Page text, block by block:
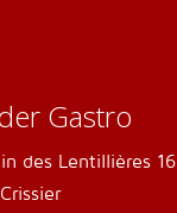
Gastro
des Lentillières 16